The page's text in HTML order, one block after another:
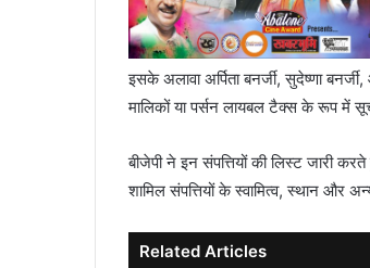
इसके अलावा अर्पिता बनर्जी, सुदेष्णा
मालिकों या पर्सन लायबल टैक्स के रूप में
बीजेपी ने इन संपत्तियों की लिस्ट जारी
शामिल संपत्तियों के स्वामित्व, स्थान और
Related Articles